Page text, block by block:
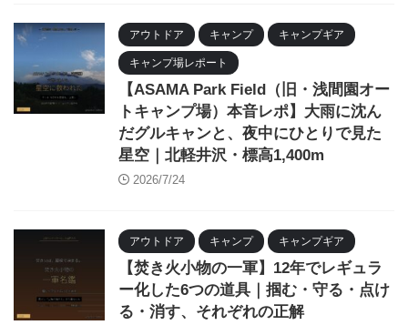
アウトドア キャンプ キャンプギア
キャンプ場レポート
【ASAMA Park Field（旧・浅間園オー
トキャンプ場）本音レポ】大雨に沈ん
だグルキャンと、夜中にひとりで見た
星空｜北軽井沢・標高1,400m
2026/7/24
アウトドア キャンプ キャンプギア
【焚き火小物の一軍】12年でレギュラ
ー化した6つの道具｜掴む・守る・点け
る・消す、それぞれの正解